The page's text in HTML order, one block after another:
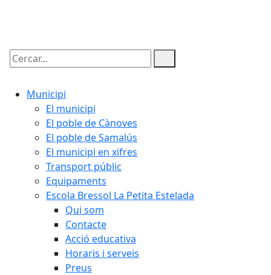
Cercar:
Municipi
El municipi
El poble de Cànoves
El poble de Samalús
El municipi en xifres
Transport públic
Equipaments
Escola Bressol La Petita Estelada
Qui som
Contacte
Acció educativa
Horaris i serveis
Preus